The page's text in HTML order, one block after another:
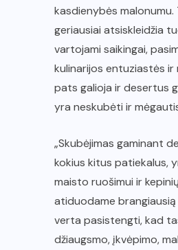
kasdienybės
geriausiai atsiskleidžia
vartojami saikingai,
kulinarijos entuziastės
pats galioja ir desertus
yra neskubėti ir
„Skubėjimas gaminant
kokius kitus patiekalus,
maisto ruošimui ir
atiduodame
verta pasistengti, kad
džiaugsmo, įkvėpimo,